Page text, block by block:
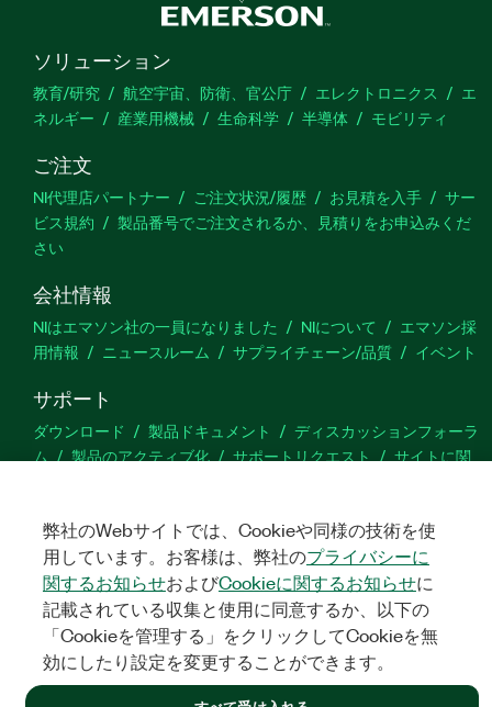
ソリューション
教育/研究 航空宇宙、防衛、官公庁 エレクトロニクス
エ
ネルギー
産業用機械 生命科学 半導体 モビリティ
ご注文
NI代理店パートナー ご注文状況/履歴 お見積を入手
サー
ビス規約
製品番号でご注文されるか、見積りをお申込みくだ
さい
会社情報
NIはエマソン社の一員になりました NIについて
エマソン採
用情報
ニュースルーム サプライチェーン/品質 イベント
サポート
ダウンロード 製品ドキュメント
ディスカッションフォーラ
ム
製品のアクティブ化 サポートリクエスト
サイトに関
TwitterYouTube
NATIONAL INSTRUMENTS CORP. ALL RIGHTS RESERVED.
弊社のWebサイトでは、Cookieや同様の技術を使
用しています。お客様は、弊社のプライバシーに
関するお知らせおよびCookieに関するお知らせに
記載されている収集と使用に同意するか、以下の
「Cookieを管理する」をクリックしてCookieを無
効にしたり設定を変更することができます。